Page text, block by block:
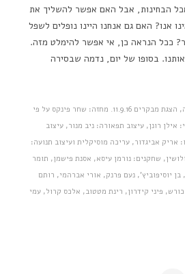
הבחינות, אבל האם אפשר להשליך את
אנו? האם גם אנחנו היינו נופלים לשפל
ככל הנראה כן, אי אפשר להימלט מזה.
בסופו של יום, נדמה שבסירה
, תיאטרון הבימה, הצגת מבקרים 11.9.16. מחזה: שחר פינקס על פי
רונן, עיצוב תפאורה: ניב מנור, עיצוב
אריק אביגדור, עריכה מוסיקלית ועיצוב תנועה:
שחקנים: נורמן עיסא, אסנת פישמן, תומר
בן יוסיפוביץ', נעם פרנק, אורי אברהמי, רותם
פיני קידרון, רינת מטטוב, אלכס קרול, עמי